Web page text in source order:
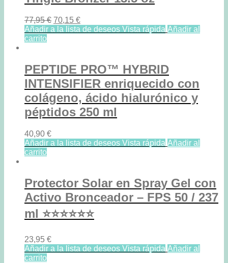
77,95€ Original
price
70,15 €Current
price
Añadir a la lista de deseos Vista rápida Añadir al
carrito
PEPTIDE PRO™ HYBRID
INTENSIFIER enriquecido con
colágeno, ácido hialurónico y
péptidos 250 ml
40,90 €
Añadir a la lista de deseos Vista rápida Añadir al
carrito
Protector Solar en Spray Gel con
Activo Bronceador – FPS 50 / 237
ml ⭐⭐⭐⭐⭐⭐
23,95 €
Añadir a la lista de deseos Vista rápida Añadir al
carrito